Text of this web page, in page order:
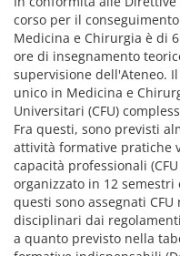
corso per il
Medicina e Chirurgia è di
ore di insegnamento
supervisione dell'Ateneo.
unico in Medicina e
Universitari (CFU)
Fra questi, sono previsti
attività formative pratiche
capacità professionali
organizzato in 12
questi sono assegnati
disciplinari dai
a quanto previsto nella